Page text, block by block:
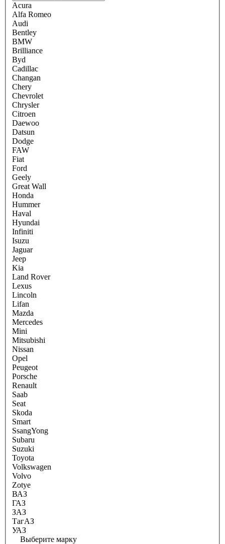
Acura
Alfa Romeo
Audi
Bentley
BMW
Brilliance
Byd
Cadillac
Changan
Chery
Chevrolet
Chrysler
Citroen
Daewoo
Datsun
Dodge
FAW
Fiat
Ford
Geely
Great Wall
Honda
Hummer
Haval
Hyundai
Infiniti
Isuzu
Jaguar
Jeep
Kia
Land Rover
Lexus
Lincoln
Lifan
Mazda
Mercedes
Mini
Mitsubishi
Nissan
Opel
Peugeot
Porsche
Renault
Saab
Seat
Skoda
Smart
SsangYong
Subaru
Suzuki
Toyota
Volkswagen
Volvo
Zotye
ВАЗ
ГАЗ
ЗАЗ
ТагАЗ
УАЗ
Выберите марку